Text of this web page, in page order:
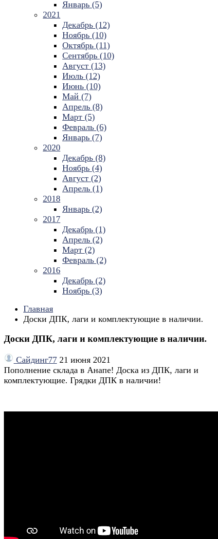
Январь (5)
2021
Декабрь (12)
Ноябрь (10)
Октябрь (11)
Сентябрь (10)
Август (13)
Июль (12)
Июнь (10)
Май (7)
Апрель (8)
Март (5)
Февраль (6)
Январь (7)
2020
Декабрь (8)
Ноябрь (4)
Август (2)
Апрель (1)
2018
Январь (2)
2017
Декабрь (1)
Апрель (2)
Март (2)
Февраль (2)
2016
Декабрь (2)
Ноябрь (3)
Главная
Доски ДПК, лаги и комплектующие в наличии.
Доски ДПК, лаги и комплектующие в наличии.
Сайдинг77 21 июня 2021
Пополнение склада в Анапе! Доска из ДПК, лаги и
комплектующие. Грядки ДПК в наличии!